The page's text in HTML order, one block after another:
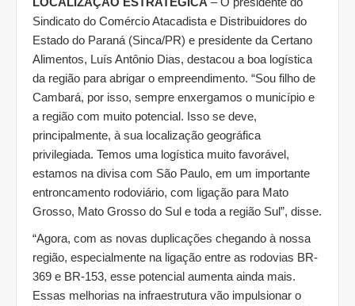
Sindicato do Comércio Atacadista e Distribuidores do
Estado do Paraná (Sinca/PR) e presidente da Certano
Alimentos, Luís Antônio Dias, destacou a boa logística
da região para abrigar o empreendimento. “Sou filho de
Cambará, por isso, sempre enxergamos o município e
a região com muito potencial. Isso se deve,
principalmente, à sua localização geográfica
privilegiada. Temos uma logística muito favorável,
estamos na divisa com São Paulo, em um importante
entroncamento rodoviário, com ligação para Mato
Grosso, Mato Grosso do Sul e toda a região Sul”, disse.
“Agora, com as novas duplicações chegando à nossa
região, especialmente na ligação entre as rodovias BR-
369 e BR-153, esse potencial aumenta ainda mais.
Essas melhorias na infraestrutura vão impulsionar o